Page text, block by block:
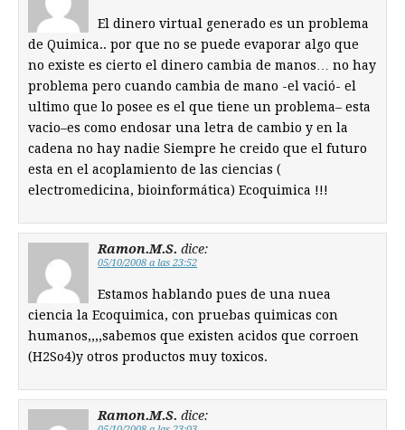
El dinero virtual generado es un problema
de Quimica.. por que no se puede evaporar algo que
no existe es cierto el dinero cambia de manos… no hay
problema pero cuando cambia de mano -el vació- el
ultimo que lo posee es el que tiene un problema– esta
vacio–es como endosar una letra de cambio y en la
cadena no hay nadie Siempre he creido que el futuro
esta en el acoplamiento de las ciencias (
electromedicina, bioinformática) Ecoquimica !!!
Ramon.M.S. dice:
05/10/2008 a las 23:52
Estamos hablando pues de una nuea
ciencia la Ecoquimica, con pruebas quimicas con
humanos,,,,sabemos que existen acidos que corroen
(H2So4)y otros productos muy toxicos.
Ramon.M.S. dice: